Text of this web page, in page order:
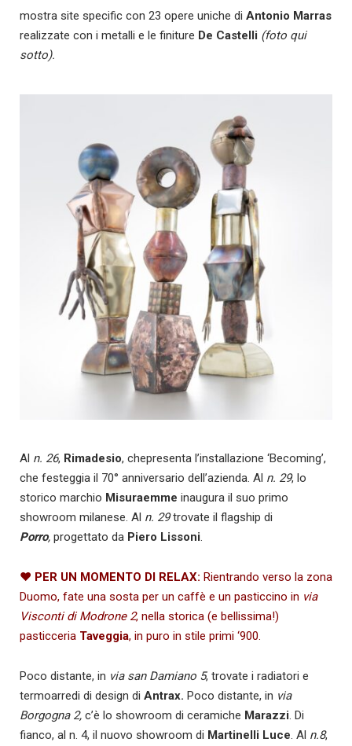
mostra site specific con 23 opere uniche di Antonio Marras
realizzate con i metalli e le finiture De Castelli (foto qui
sotto).
Al n. 26, Rimadesio, chepresenta l’installazione ‘Becoming’,
che festeggia il 70° anniversario dell’azienda. Al n. 29, lo
storico marchio Misuraemme inaugura il suo primo
showroom milanese. Al n. 29trovate il flagship di
Porro, progettato da Piero Lissoni.
♥ PER UN MOMENTO DI RELAX: Rientrando verso la zona
Duomo, fate una sosta per un caffè e un pasticcino in via
Visconti di Modrone 2, nella storica (e bellissima!)
pasticceria Taveggia, in puro in stile primi ‘900.
Poco distante, in via san Damiano 5, trovate i radiatori e
termoarredi di design di Antrax. Poco distante, in via
Borgogna 2, c’è lo showroom di ceramiche Marazzi. Di
fianco, al n. 4, il nuovo showroom di Martinelli Luce. Al n.8,